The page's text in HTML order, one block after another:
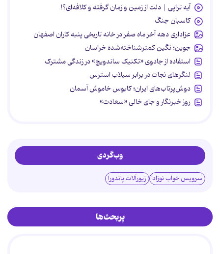
آیه تراپی | دلت از زمین و زمان گرفته و کلافه‌ای؟!
کاسبان جنگ
عزاداری دهه آخر ماه صفر در خانه تاریخی پنبه کاران اصفهان
جوین؛ نگین کمترشناخته‌شده خراسان
استفاده از جادوی «تکنیک ساندویچ» در زندگی مشترک
لنگرهای نجات در برابر سیلاب استرس
دوش‌پرتاب‌های ایران؛ کابوس خاموش آسمان
روز خبرنگار و جای خالی «سعادت»
وب‌گردی
سرویس خواب نوزاد زیورآلات پاندورا
پربحث‌ها